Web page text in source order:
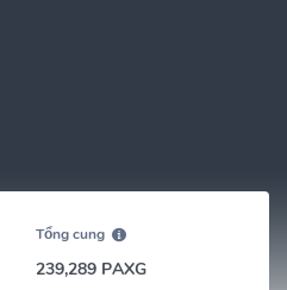
Tổng cung
239,289 PAXG